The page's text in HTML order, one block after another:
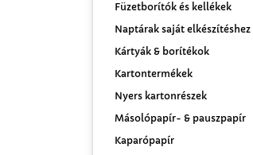
Füzetborítók és kellékek
Naptárak saját elkészítéshez
Kártyák & borítékok
Kartontermékek
Nyers kartonrészek
Másolópapír- & pauszpapír
Kaparópapír